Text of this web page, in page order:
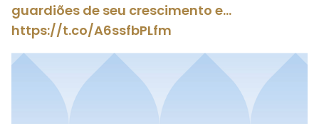
guardiões de seu crescimento e…
https://t.co/A6ssfbPLfm